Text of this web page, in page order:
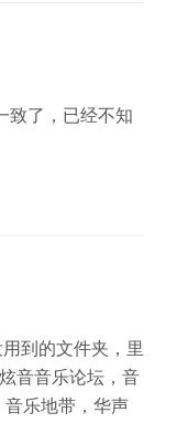
致了，已经不知
到的文件夹，里
音音乐论坛，音
音乐地带，华声